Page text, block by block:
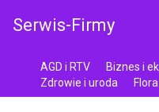
Serwis-Firmy
AGD i RTV Biznes i
Zdrowie i uroda